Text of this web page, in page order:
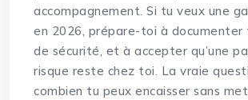
accompagnement. Si tu veux une
en 2026, prépare-toi à documenter
de sécurité, et à accepter qu’une
risque reste chez toi. La vraie
combien tu peux encaisser sans